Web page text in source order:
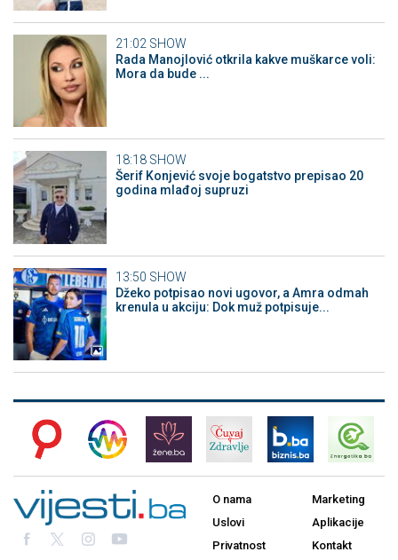
21:02 SHOW
Rada Manojlović otkrila kakve muškarce voli:
Mora da bude ...
18:18 SHOW
Šerif Konjević svoje bogatstvo prepisao 20
godina mlađoj supruzi
13:50 SHOW
Džeko potpisao novi ugovor, a Amra odmah
krenula u akciju: Dok muž potpisuje...
O nama
Uslovi
Privatnost
Marketing
Aplikacije
Kontakt